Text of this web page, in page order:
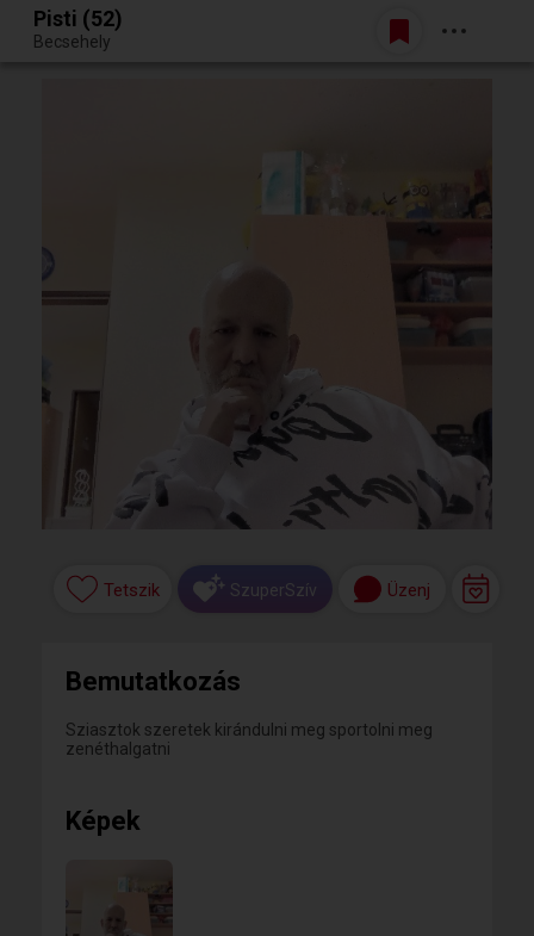
Egy jó randiból bármi lehet.
Belépés
Pisti (52)
Becsehely
Tetszik SzuperSzív Üzenj
Bemutatkozás
Sziasztok szeretek kirándulni meg sportolni meg
zenéthalgatni
Képek